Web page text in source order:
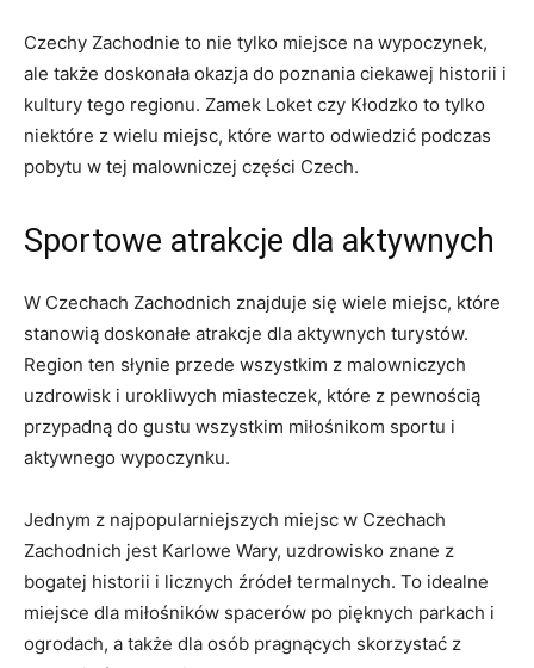
Czechy Zachodnie to nie tylko miejsce na wypoczynek,
ale także doskonała ⁣okazja do poznania ‌ciekawej historii i
⁤kultury tego regionu.‍ Zamek Loket czy Kłodzko to tylko
niektóre z wielu miejsc, które warto odwiedzić podczas
pobytu w tej malowniczej części⁤ Czech.
Sportowe atrakcje ‌dla aktywnych
W Czechach Zachodnich znajduje się wiele miejsc, które
stanowią doskonałe atrakcje dla aktywnych turystów.
Region ten słynie przede wszystkim z ⁤malowniczych⁢
uzdrowisk i⁣ urokliwych miasteczek, które ⁤z ‌pewnością
przypadną do gustu wszystkim miłośnikom​ sportu i
aktywnego wypoczynku.
Jednym z najpopularniejszych miejsc w Czechach
Zachodnich jest Karlowe Wary, uzdrowisko znane z
bogatej historii‌ i licznych​ źródeł termalnych. To idealne
miejsce ⁢dla ⁣miłośników‌ spacerów po pięknych parkach i
ogrodach, a także dla‌ osób pragnących skorzystać z